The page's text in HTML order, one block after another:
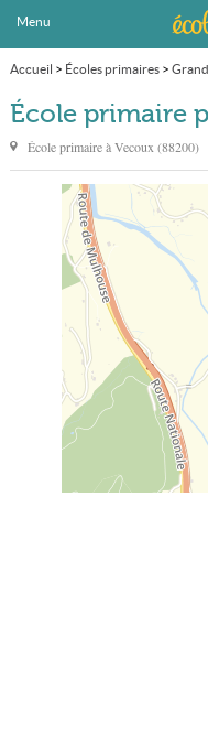
Menu
Accueil > Écoles primaires>
École primaire publique Les
École primaire
École primaire àVecoux (88200)